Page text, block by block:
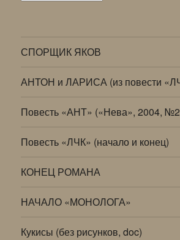
СПОРЩИК ЯКОВ
АНТОН и ЛАРИСА (из повести
Повесть «АНТ» («Нева», 2004,
Повесть «ЛЧК» (начало и конец)
КОНЕЦ РОМАНА
НАЧАЛО «МОНОЛОГА»
Кукисы (без рисунков, doc)